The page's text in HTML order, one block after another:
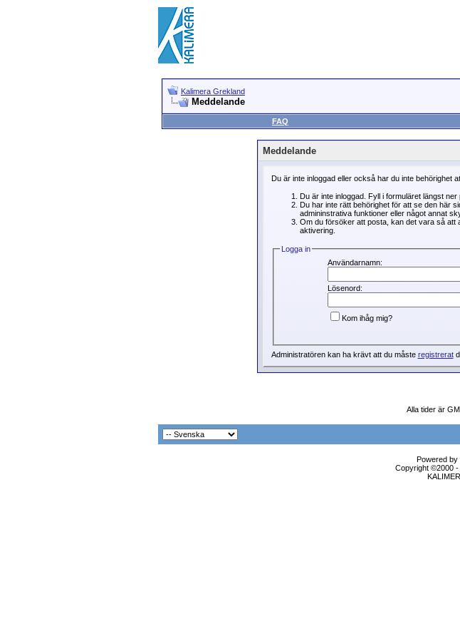
Kalimera Grekland
Meddelande
FAQ
Meddelande
Du är inte inloggad eller också har du inte behörighet
Du är inte inloggad. Fyll i formuläret längst
Du har inte rätt behörighet för att se den här
admininstrativa funktioner eller något annat
Om du försöker att posta, kan det vara så att
aktivering.
Logga in
Användarnamn:
Lösenord:
Kom ihåg mig?
Administratören kan ha krävt att du måste registrerat
Alla tider är
Powered by
Copyright ©2000 -